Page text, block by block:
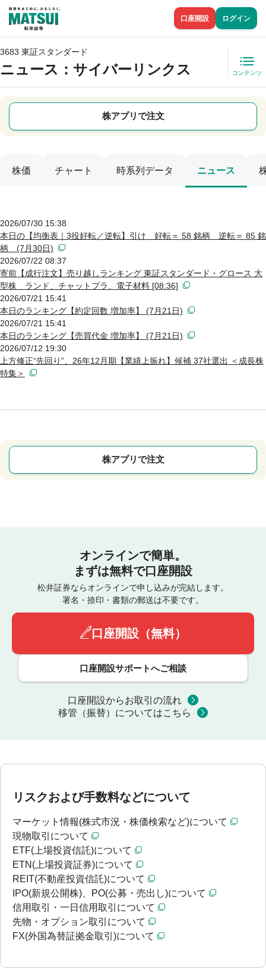
口座開設 ログイン
3683 東証スタンダード
ニュース ：サイバーリンクス コンテンツ
株アプリで注文
株価 チャート 時系列データ ニュース
2026/07/30 15:38
本日の【均衡表｜3役好転／逆転】引け 好転＝ 58 銘柄 逆転＝ 85 銘
柄 (7月30日)
2026/07/22 08:37
寄前【成行注文】売り越しランキング 東証スタンダード・グロース 大
型株 ランド、チャットプラ、電子材料 [08:36]
2026/07/21 15:41
本日のランキング【約定回数 増加率】 (7月21日)
2026/07/21 15:41
本日のランキング【売買代金 増加率】 (7月21日)
2026/07/12 19:30
上方修正“先回り”、26年12月期【業績上振れ】候補 37社選出 ＜成長株
特集＞
株アプリで注文
オンラインで簡単。
まずは無料で口座開設
松井証券ならオンラインで申し込みが完結します。
署名・捺印・書類の郵送は不要です。
口座開設（無料）
口座開設サポートへご相談
口座開設からお取引の流れ
移管（振替）についてはこちら
リスクおよび手数料などについて
マーケット情報(株式市況・株価検索など)について
現物取引について
ETF(上場投資信託)について
ETN(上場投資証券)について
REIT(不動産投資信託)について
IPO(新規公開株)、PO(公募・売出し)について
信用取引・一日信用取引について
先物・オプション取引について
FX(外国為替証拠金取引)について